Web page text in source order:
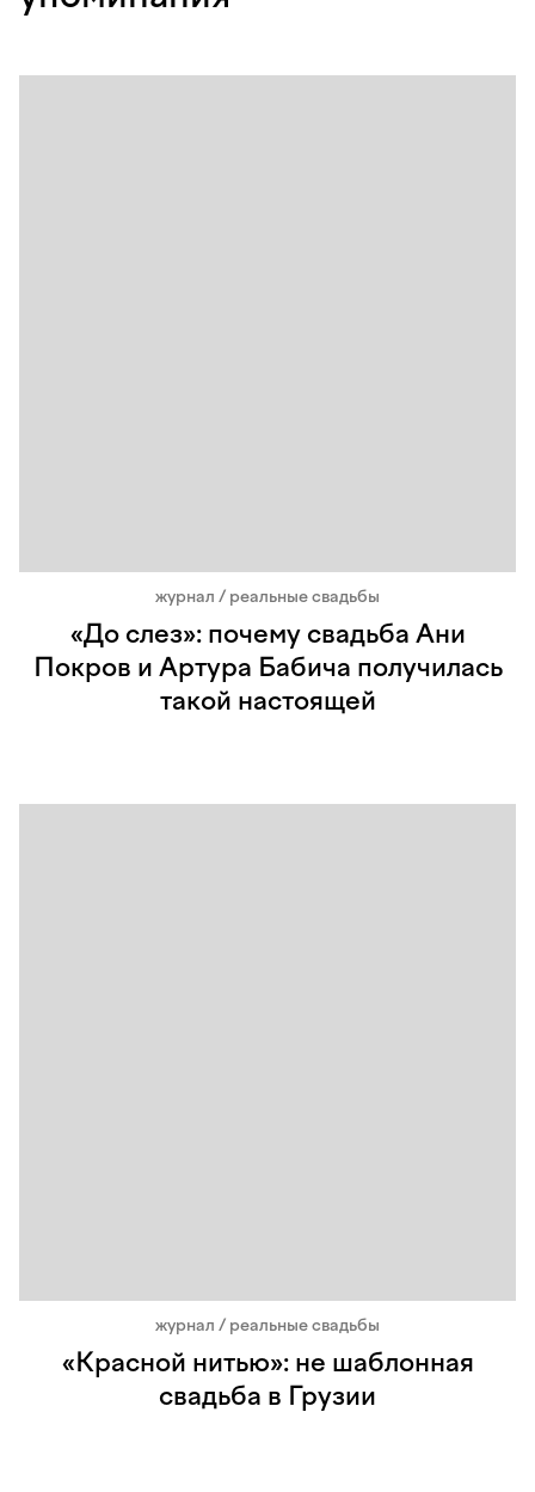
журнал / реальные свадьбы
«До слез»: почему свадьба Ани
Покров и Артура Бабича получилась
такой настоящей
журнал / реальные свадьбы
«Красной нитью»: не шаблонная
свадьба в Грузии